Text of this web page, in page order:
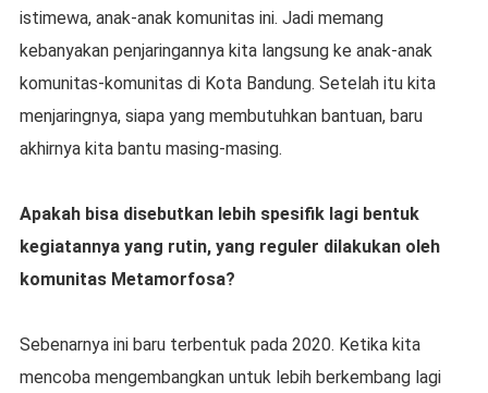
istimewa, anak-anak komunitas ini. Jadi memang
kebanyakan penjaringannya kita langsung ke anak-anak
komunitas-komunitas di Kota Bandung. Setelah itu kita
menjaringnya, siapa yang membutuhkan bantuan, baru
akhirnya kita bantu masing-masing.
Apakah bisa disebutkan lebih spesifik lagi bentuk
kegiatannya yang rutin, yang reguler dilakukan oleh
komunitas Metamorfosa?
Sebenarnya ini baru terbentuk pada 2020. Ketika kita
mencoba mengembangkan untuk lebih berkembang lagi